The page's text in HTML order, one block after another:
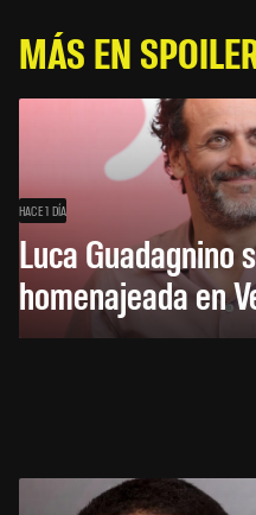
MÁS EN
HACE 1 DÍA
Luca Guadagnino
homenajeada en